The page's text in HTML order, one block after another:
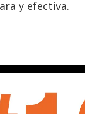
y efectiva.